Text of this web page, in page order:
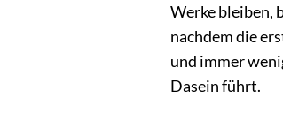
Werke bleiben,
nachdem die
und immer
Dasein führt.